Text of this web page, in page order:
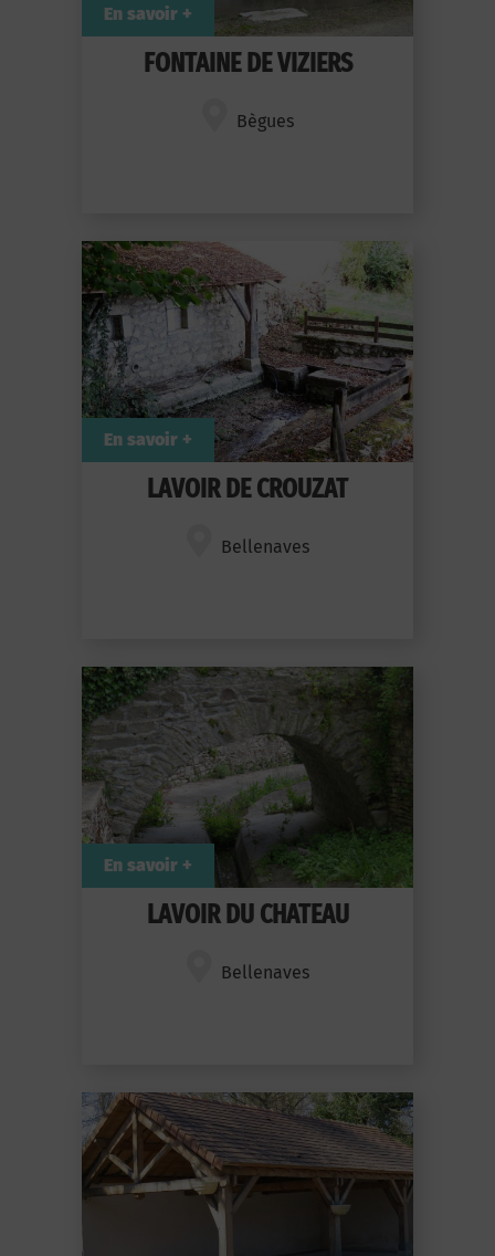
FONTAINE DE VIZIERS
Bègues
En savoir +
LAVOIR DE CROUZAT
Bellenaves
En savoir +
LAVOIR DU CHATEAU
Bellenaves
En savoir +